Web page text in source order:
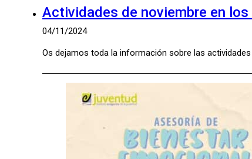
Actividades de noviembre en
04/11/2024
Os dejamos toda la información sobre las